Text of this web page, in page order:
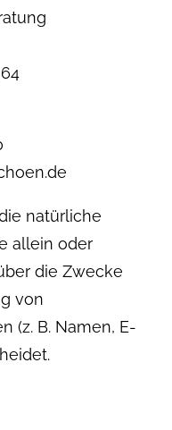
natürliche
allein oder
die Zwecke
von
(z. B. Namen, E-